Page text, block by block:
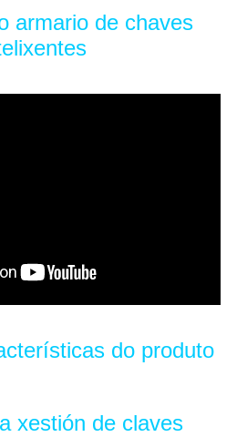
armario de chaves
do produto
xestión de claves